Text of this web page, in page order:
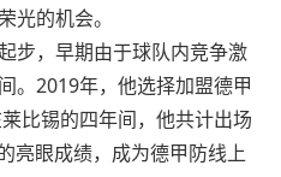
光的机会。
步，早期由于球队内竞争激
。2019年，他选择加盟德甲
比锡的四年间，他共计出场
亮眼成绩，成为德甲防线上